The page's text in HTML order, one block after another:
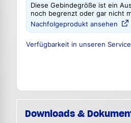
Diese Gebindegröße ist ein
noch begrenzt oder gar nicht
Nachfolgeprodukt ansehen
Verfügbarkeit in unseren
Downloads &